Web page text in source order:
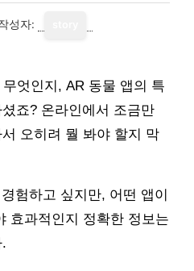
성자:
엇인지, AR 동물 앱의 특
죠? 온라인에서 조금만
오히려 뭘 봐야 할지 막
험하고 싶지만, 어떤 앱이
효과적인지 정확한 정보는